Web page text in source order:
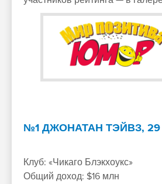
№1 ДЖОНАТАН ТЭЙВЗ,
Клуб: «Чикаго Блэкхоукс»
Общий доход: $16 млн